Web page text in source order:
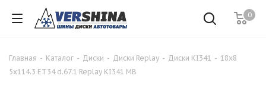
0
Главная - Каталог - Диски - Диски Replay - Диски KI341 - 18x8
5x114.3 ET34 d.67.1 Replay KI341 MB